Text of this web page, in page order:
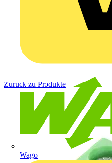
Wago
Zurück zu Produkte